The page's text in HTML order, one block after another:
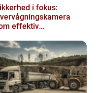
i fokus:
effektiv